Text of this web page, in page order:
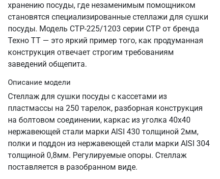
хранению посуды, где незаменимым помощником
становятся специализированные стеллажи для сушки
посуды. Модель СТР-225/1203 серии СТР от бренда
Техно ТТ — это яркий пример того, как продуманная
конструкция отвечает строгим требованиям
заведений общепита.
Описание модели
Стеллаж для сушки посуды c кассетами из
пластмассы на 250 тарелок, разборная конструкция
на болтовом соединении, каркас из уголка 40х40
нержавеющей стали марки AISI 430 толщиной 2мм,
полки и поддон из нержавеющей стали марки AISI 304
толщиной 0,8мм. Регулируемые опоры. Стеллаж
поставляется в разобранном виде.